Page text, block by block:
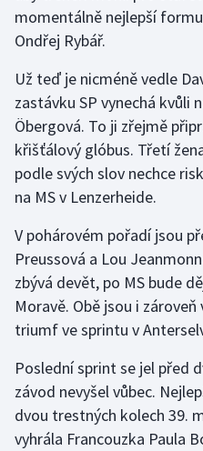
Sportovní střelba
Stolní tenis
Triatlon
Veslování
Volejbal
Ostatní
momentálně nejlepší
Ondřej Rybář.
Už teď je nicméně vedle
zastávku SP vynechá kvůli
Öbergová. To ji zřejmě
křišťálový glóbus. Třetí
podle svých slov nechce
na MS v Lenzerheide.
V pohárovém pořadí jsou
Preussová a Lou
zbývá devět, po MS bude
Moravě. Obě jsou i
triumf ve sprintu v
Poslední sprint se jel před
závod nevyšel vůbec.
dvou trestných kolech 39.
vyhrála Francouzka Paula